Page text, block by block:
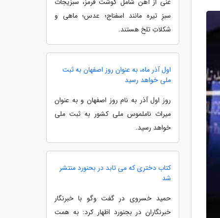
سبزِ تیره مانند اسفناج؛ عدس؛ ماهی و
شکلاتِ تلخ هستند.
اول آذر ماه، به عنوان روز اصفهان به ثبت
ملی خواهد رسید
روز اول آذر به نام روز اصفهان و به عنوان
میراث ناملموس ملی کشور به ثبت ملی
خواهد رسید.
کتاب دختری که می تابد در بحنورد منتشر
شد
حمید خسروی در گفت وگو با خبرنگار
خبرنگاران در بجنورد اظهار کرد: به همت